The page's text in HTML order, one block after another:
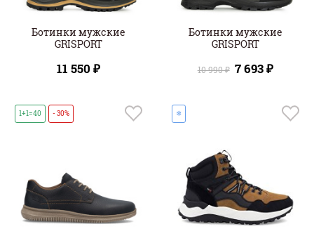
Ботинки мужские
GRISPORT
11 550 ₽
Ботинки мужские
GRISPORT
10 990 ₽ 7 693 ₽
1+1=40 - 30% ❄